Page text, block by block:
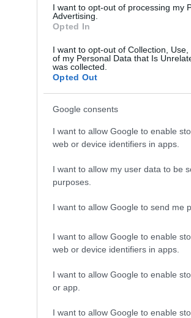
I want to opt-out of processing my
Advertising.
Opted In
I want to opt-out of Collection,
of my Personal Data that Is
was collected.
Opted Out
Google consents
I want to allow Google to enable
web or device identifiers in apps.
I want to allow my user data to be
purposes.
I want to allow Google to send me
I want to allow Google to enable
web or device identifiers in apps.
I want to allow Google to enable
or app.
I want to allow Google to enable
Τύπου αναφέρει πως "Ελληνικά ΜΜΕ
ή …
Διαβάστε Περισσότερα...
ΕΦΗΜΕΡΙΔΕΣ
, "ΔΡΟΜΟΣ ΤΗΣ ΑΡΙΣΤΕΡΑΣ" ,
ΔΙΑΦΗΜΙΣΗ COVID-19 ΔΙΑΦΗΜΙΣΤΙΚΗ